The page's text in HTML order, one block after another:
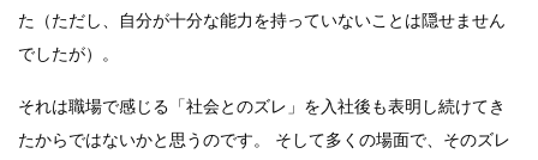
た（ただし、自分が十分な能力を持っていないことは隠せません
でしたが）。
それは職場で感じる「社会とのズレ」を入社後も表明し続けてき
たからではないかと思うのです。 そして多くの場面で、そのズレ